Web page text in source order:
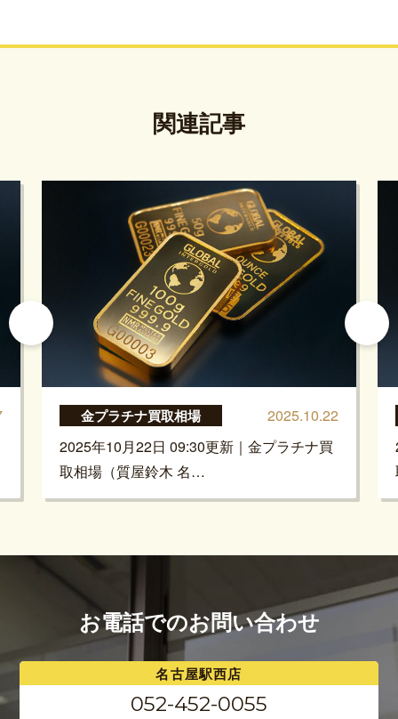
関連記事
金プラチナ買取相場
2025.10.22
2025年10月22日 09:30更新｜金プラチナ買
取相場（質屋鈴木 名…
お電話でのお問い合わせ
名古屋駅西店
052-452-0055